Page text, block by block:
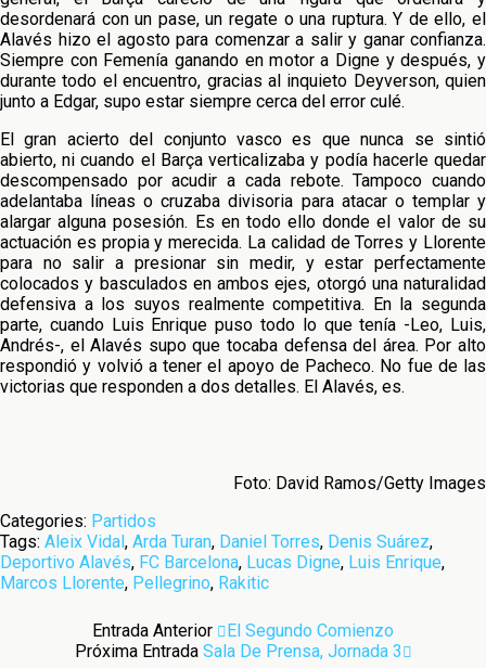
desordenará con un pase, un regate o una ruptura. Y de ello, el
Alavés hizo el agosto para comenzar a salir y ganar confianza.
Siempre con Femenía ganando en motor a Digne y después, y
durante todo el encuentro, gracias al inquieto Deyverson, quien
junto a Edgar, supo estar siempre cerca del error culé.
El gran acierto del conjunto vasco es que nunca se sintió
abierto, ni cuando el Barça verticalizaba y podía hacerle quedar
descompensado por acudir a cada rebote. Tampoco cuando
adelantaba líneas o cruzaba divisoria para atacar o templar y
alargar alguna posesión. Es en todo ello donde el valor de su
actuación es propia y merecida. La calidad de Torres y Llorente
para no salir a presionar sin medir, y estar perfectamente
colocados y basculados en ambos ejes, otorgó una naturalidad
defensiva a los suyos realmente competitiva. En la segunda
parte, cuando Luis Enrique puso todo lo que tenía -Leo, Luis,
Andrés-, el Alavés supo que tocaba defensa del área. Por alto
respondió y volvió a tener el apoyo de Pacheco. No fue de las
victorias que responden a dos detalles. El Alavés, es.
Foto: David Ramos/Getty Images
Categories: Partidos
Tags: Aleix Vidal, Arda Turan, Daniel Torres, Denis Suárez,
Deportivo Alavés, FC Barcelona, Lucas Digne, Luis Enrique,
Marcos Llorente, Pellegrino, Rakitic
Entrada Anterior
El Segundo Comienzo
Próxima Entrada Sala De Prensa, Jornada 3